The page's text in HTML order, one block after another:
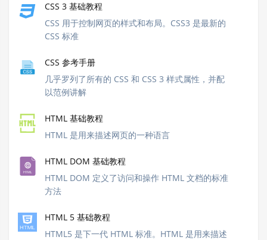
CSS 3 基础教程
CSS 用于控制网页的样式和布局。CSS3 是最新的
CSS 标准
CSS 参考手册
几乎罗列了所有的 CSS 和 CSS 3 样式属性，并配
以范例讲解
HTML 基础教程
HTML 是用来描述网页的一种语言
HTML DOM 基础教程
HTML DOM 定义了访问和操作 HTML 文档的标准
方法
HTML 5 基础教程
HTML5 是下一代 HTML 标准。HTML 是用来描述